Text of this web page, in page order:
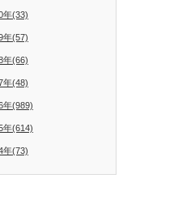
年(33)
年(57)
年(66)
年(48)
年(989)
年(614)
年(73)